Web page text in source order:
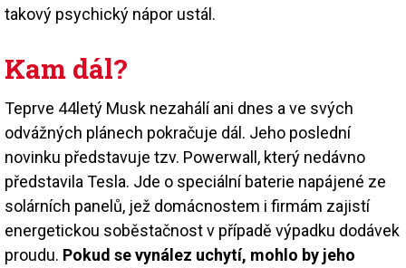
takový psychický nápor ustál.
Kam dál?
Teprve 44letý Musk nezahálí ani dnes a ve svých
odvážných plánech pokračuje dál. Jeho poslední
novinku představuje tzv. Powerwall, který nedávno
představila Tesla. Jde o speciální baterie napájené ze
solárních panelů, jež domácnostem i firmám zajistí
energetickou soběstačnost v případě výpadku dodávek
proudu. Pokud se vynález uchytí, mohlo by jeho